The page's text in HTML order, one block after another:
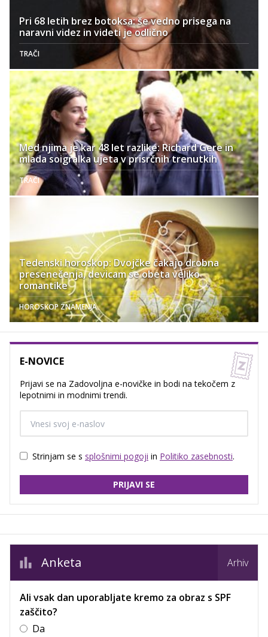
Pri 68 letih brez botoksa: še vedno prisega na
naravni videz in videti je odlično
TRAČI
Med njima je kar 48 let razlike: Richard Gere in
mlada soigralka ujeta v prisrčnih trenutkih
TRAČI
Tedenski horoskop: Dvojčke čakajo drobna
presenečenja, devicam se obeta veliko
romantike
HOROSKOP ZNAMENJA
E-NOVICE
Prijavi se na Zadovoljna e-novičke in bodi na tekočem z
lepotnimi in modnimi trendi.
Strinjam se s splošnimi pogoji in Politiko zasebnosti.
PRIJAVI SE
Anketa Arhiv
Ali vsak dan uporabljate kremo za obraz s SPF
zaščito?
Da